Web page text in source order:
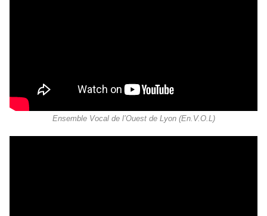
Ensemble Vocal de l’Ouest de Lyon (En.V.O.L)